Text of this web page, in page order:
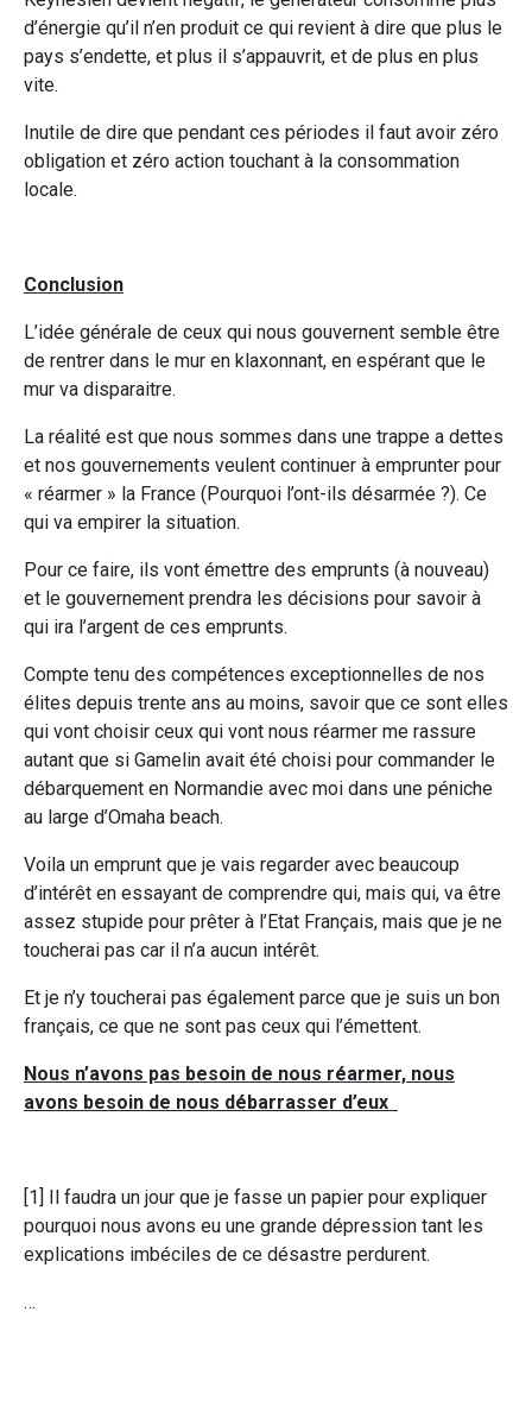
d’énergie qu’il n’en produit ce qui revient à dire que plus le
pays s’endette, et plus il s’appauvrit, et de plus en plus
vite.
Inutile de dire que pendant ces périodes il faut avoir zéro
obligation et zéro action touchant à la consommation
locale.
Conclusion
L’idée générale de ceux qui nous gouvernent semble être
de rentrer dans le mur en klaxonnant, en espérant que le
mur va disparaitre.
La réalité est que nous sommes dans une trappe a dettes
et nos gouvernements veulent continuer à emprunter pour
« réarmer » la France (Pourquoi l’ont-ils désarmée ?). Ce
qui va empirer la situation.
Pour ce faire, ils vont émettre des emprunts (à nouveau)
et le gouvernement prendra les décisions pour savoir à
qui ira l’argent de ces emprunts.
Compte tenu des compétences exceptionnelles de nos
élites depuis trente ans au moins, savoir que ce sont elles
qui vont choisir ceux qui vont nous réarmer me rassure
autant que si Gamelin avait été choisi pour commander le
débarquement en Normandie avec moi dans une péniche
au large d’Omaha beach.
Voila un emprunt que je vais regarder avec beaucoup
d’intérêt en essayant de comprendre qui, mais qui, va être
assez stupide pour prêter à l’Etat Français, mais que je ne
toucherai pas car il n’a aucun intérêt.
Et je n’y toucherai pas également parce que je suis un bon
français, ce que ne sont pas ceux qui l’émettent.
Nous n’avons pas besoin de nous réarmer, nous
avons besoin de nous débarrasser d’eux
[1] Il faudra un jour que je fasse un papier pour expliquer
pourquoi nous avons eu une grande dépression tant les
explications imbéciles de ce désastre perdurent.
…